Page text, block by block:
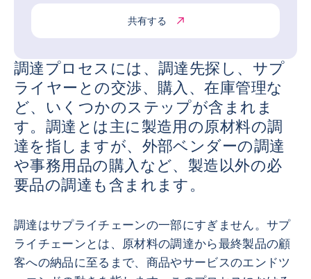
共有する
調達プロセスには、調達先探し、サプ
ライヤーとの交渉、購入、在庫管理な
ど、いくつかのステップが含まれま
す。調達とは主に製造用の原材料の調
達を指しますが、外部ベンダーの調達
や事務用品の購入など、製造以外の必
要品の調達も含まれます。
調達はサプライチェーンの一部にすぎません。サプ
ライチェーンとは、原材料の調達から最終製品の顧
客への納品に至るまで、商品やサービスのエンドツ